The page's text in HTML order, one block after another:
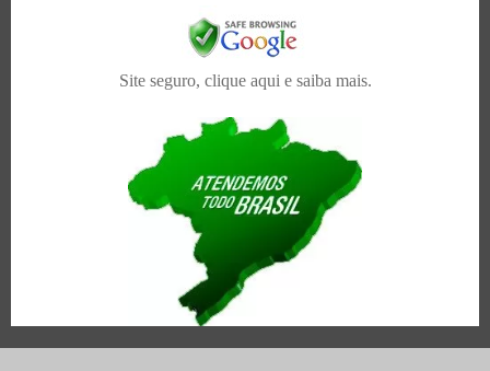
Site seguro, clique aqui e saiba mais.